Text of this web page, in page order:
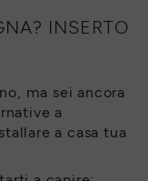
INSERTO
ma sei ancora
a
a casa tua